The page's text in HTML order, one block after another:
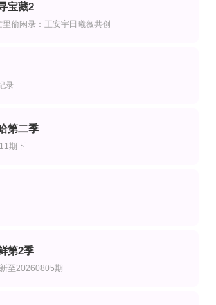
蛋
宇宁,龚俊,陈星旭,王玉雯,林一
英浩,金曜汉,朴志晟
独家直拍
妍 靳梦佳 张雅琪 林述巍
宝藏2
偷闲录：王安宇田曦薇共创
录
第二季
期下
第2季
至20260805期